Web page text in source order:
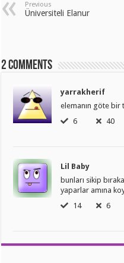
Previous
Üniversiteli Elanur
2 comments
yarrakherif
elemanın göte bir
6
40
Lil Baby
bunları sikip
yaparlar amına
14
6